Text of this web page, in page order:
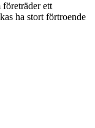
ett
ha stort förtroende